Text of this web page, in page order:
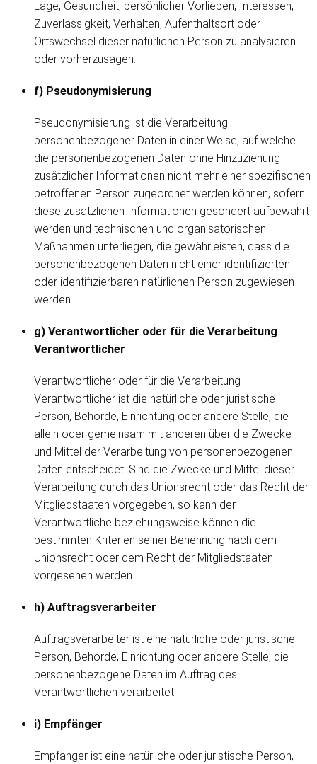
Lage, Gesundheit, persönlicher Vorlieben, Interessen,
Zuverlässigkeit, Verhalten, Aufenthaltsort oder
Ortswechsel dieser natürlichen Person zu analysieren
oder vorherzusagen.
f) Pseudonymisierung
Pseudonymisierung ist die Verarbeitung
personenbezogener Daten in einer Weise, auf welche
die personenbezogenen Daten ohne Hinzuziehung
zusätzlicher Informationen nicht mehr einer spezifischen
betroffenen Person zugeordnet werden können, sofern
diese zusätzlichen Informationen gesondert aufbewahrt
werden und technischen und organisatorischen
Maßnahmen unterliegen, die gewährleisten, dass die
personenbezogenen Daten nicht einer identifizierten
oder identifizierbaren natürlichen Person zugewiesen
werden.
g) Verantwortlicher oder für die Verarbeitung
Verantwortlicher
Verantwortlicher oder für die Verarbeitung
Verantwortlicher ist die natürliche oder juristische
Person, Behörde, Einrichtung oder andere Stelle, die
allein oder gemeinsam mit anderen über die Zwecke
und Mittel der Verarbeitung von personenbezogenen
Daten entscheidet. Sind die Zwecke und Mittel dieser
Verarbeitung durch das Unionsrecht oder das Recht der
Mitgliedstaaten vorgegeben, so kann der
Verantwortliche beziehungsweise können die
bestimmten Kriterien seiner Benennung nach dem
Unionsrecht oder dem Recht der Mitgliedstaaten
vorgesehen werden.
h) Auftragsverarbeiter
Auftragsverarbeiter ist eine natürliche oder juristische
Person, Behörde, Einrichtung oder andere Stelle, die
personenbezogene Daten im Auftrag des
Verantwortlichen verarbeitet.
i) Empfänger
Empfänger ist eine natürliche oder juristische Person,